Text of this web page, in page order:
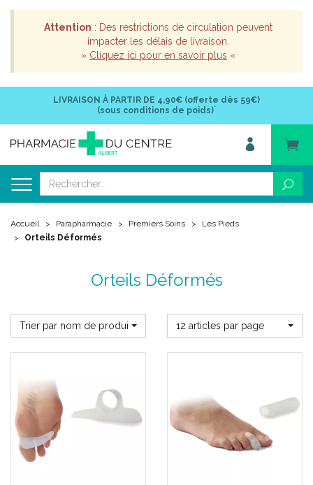
Attention : Des restrictions de circulation peuvent
impacter les délais de livraison.
» Cliquez ici pour en savoir plus «
LIVRAISON À PARTIR DE 4,90€ (offerte dès 59€)
(sous conditions de poids)*
Accueil Parapharmacie Premiers Soins
Les Pieds
Orteils Déformés
Orteils Déformés
Trier par nom de produit 12 articles par page